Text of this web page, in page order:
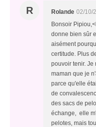
R Rolande 02/10/
Bonsoir
donne bien sûr
aisément
certitude. Plus
pouvoir tenir. Je
maman que je
parce qu'elle
de
des sacs de
échange, elle
pelotes, mais